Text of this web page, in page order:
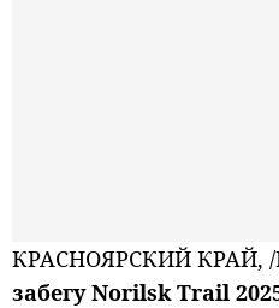
КРАСНОЯРСКИЙ КРАЙ,
забегу Norilsk Trail